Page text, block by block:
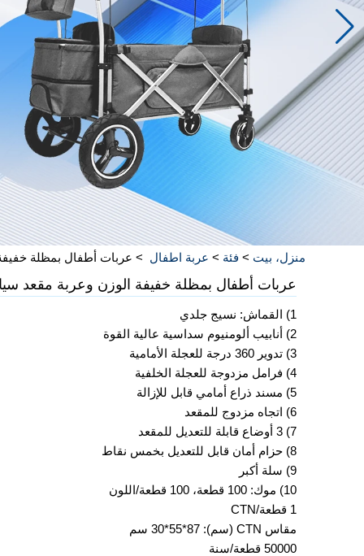
منزل، بيت > فئة > عربة اطفال > عربات أطفال بمظلة
عربات أطفال بمظلة خفيفة الوزن وعربة مقعد
1) القماش: نسيج جلدي
2) أنابيب ألومنيوم سداسية عالية القوة
3) تدوير 360 درجة للعجلة الأمامية
4) فرامل مزدوجة للعجلة الخلفية
5) مسند ذراع أمامي قابل للإزالة
6) اتجاه مزدوج للمقعد
7) 3 أوضاع قابلة للتعديل للمقعد
8) حزام أمان قابل للتعديل بخمس نقاط
9) سلة أكبر
10) موك: 100 قطعة، 100 قطعة/اللون
1 قطعة/CTN
مقاس CTN (سم): 87*55*30 سم
50000 قطعة/سنة